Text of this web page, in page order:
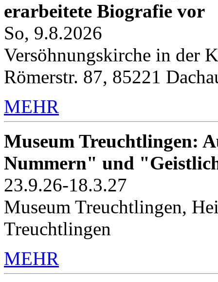
erarbeitete Biografie vor
So, 9.8.2026
Versöhnungskirche in der
Römerstr. 87, 85221
MEHR
Museum Treuchtlingen:
Nummern" und
23.9.26-18.3.27
Museum Treuchtlingen,
Treuchtlingen
MEHR